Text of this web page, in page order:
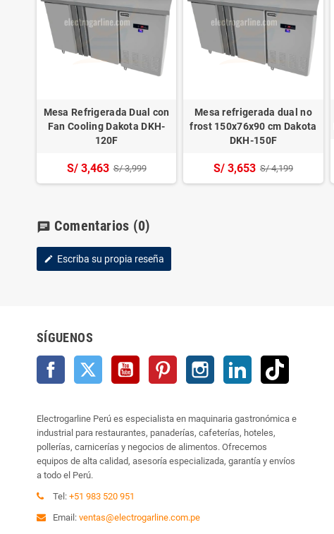
Mesa Refrigerada Dual con
Fan Cooling Dakota DKH-
120F
S/ 3,463 S/ 3,999
Mesa refrigerada dual no
frost 150x76x90 cm Dakota
DKH-150F
S/ 3,653 S/ 4,199
chat Comentarios (0)
edit Escriba su propia reseña
SÍGUENOS
Facebook Twitter YouTube Pinterest Instagram LinkedIn
Electrogarline Perú es especialista en maquinaria gastronómica e
industrial para restaurantes, panaderías, cafeterías, hoteles,
pollerías, carnicerías y negocios de alimentos. Ofrecemos
equipos de alta calidad, asesoría especializada, garantía y envíos
a todo el Perú.
Tel: +51 983 520 951
Email: ventas@electrogarline.com.pe